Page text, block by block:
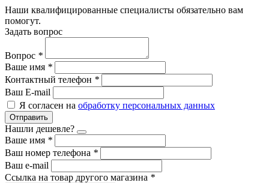
Наши квалифицированные специалисты обязательно вам
помогут.
Задать вопрос
Вопрос *
Ваше имя *
Контактный телефон *
Ваш E-mail
Я согласен на обработку персональных данных
Отправить
Нашли дешевле?
Ваше имя *
Ваш номер телефона *
Ваш e-mail
Ссылка на товар другого магазина *